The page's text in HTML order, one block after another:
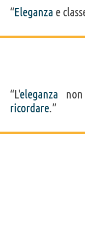
“Eleganza e
“L'eleganza
ricordare.”